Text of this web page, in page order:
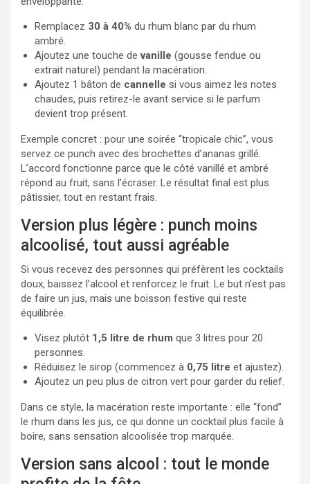
Remplacez 30 à 40% du rhum blanc par du rhum
ambré.
Ajoutez une touche devanille (gousse fendue ou
extrait naturel) pendant la macération.
Ajoutez 1 bâton de cannelle si vous aimez les notes
chaudes, puis retirez-le avant service si le parfum
devient trop présent.
Exemple concret : pour une soirée “tropicale chic”, vous
servez ce punch avec des brochettes d’ananas grillé.
L’accord fonctionne parce que le côté vanillé et ambré
répond au fruit, sans l’écraser. Le résultat final est plus
pâtissier, tout en restant frais.
Version plus légère : punch moins
alcoolisé, tout aussi agréable
Si vous recevez des personnes qui préfèrent les cocktails
doux, baissez l’alcool et renforcez le fruit. Le but n’est pas
de faire un jus, mais une boisson festive qui reste
équilibrée.
Visez plutôt 1,5 litre de rhum que 3 litres pour 20
personnes.
Réduisez le sirop (commencez à 0,75 litre et ajustez).
Ajoutez un peu plus de citron vert pour garder du relief.
Dans ce style, la macération reste importante : elle “fond”
le rhum dans les jus, ce qui donne un cocktail plus facile à
boire, sans sensation alcoolisée trop marquée.
Version sans alcool : tout le monde